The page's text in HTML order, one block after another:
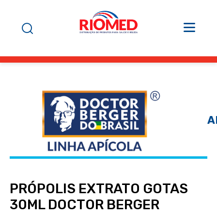
PRÓPOLIS EXTRATO GOTAS
30ML DOCTOR BERGER